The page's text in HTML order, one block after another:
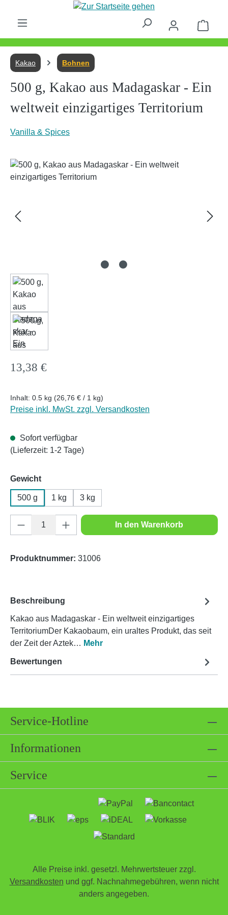
Zum Hauptinhalt springen
Kakao Bohnen
500 g, Kakao aus Madagaskar - Ein
weltweit einzigartiges Territorium
Vanilla & Spices
Bildergalerie überspringen
Regulärer Preis:
13,38 €
Inhalt: 0.5 kg (26,76 € / 1 kg)
Preise inkl. MwSt. zzgl. Versandkosten
Sofort verfügbar
(Lieferzeit: 1-2 Tage)
Gewichtauswählen
500 g 1 kg 3 kg
Produkt Anzahl: Gib den gewünschten
In den Warenkorb
Produktnummer: 31006
Beschreibung
Kakao aus Madagaskar - Ein weltweit einzigartiges
TerritoriumDer Kakaobaum, ein uraltes Produkt, das seit
der Zeit der Aztek… Mehr
Bewertungen
Service-Hotline
Informationen
Service
Alle Preise inkl. gesetzl. Mehrwertsteuer zzgl.
Versandkosten und ggf. Nachnahmegebühren, wenn nicht
anders angegeben.